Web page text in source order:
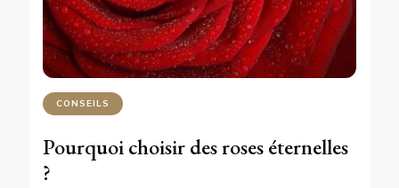
CONSEILS
Pourquoi choisir des roses éternelles
?